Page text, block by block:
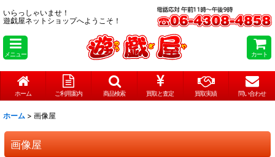
いらっしゃいませ！
遊戯屋ネットショップへようこそ！
メニュー カート
ホーム ご利用案内 商品検索 買取と査定 買取実績 問い合わせ
ホーム > 画像屋
画像屋